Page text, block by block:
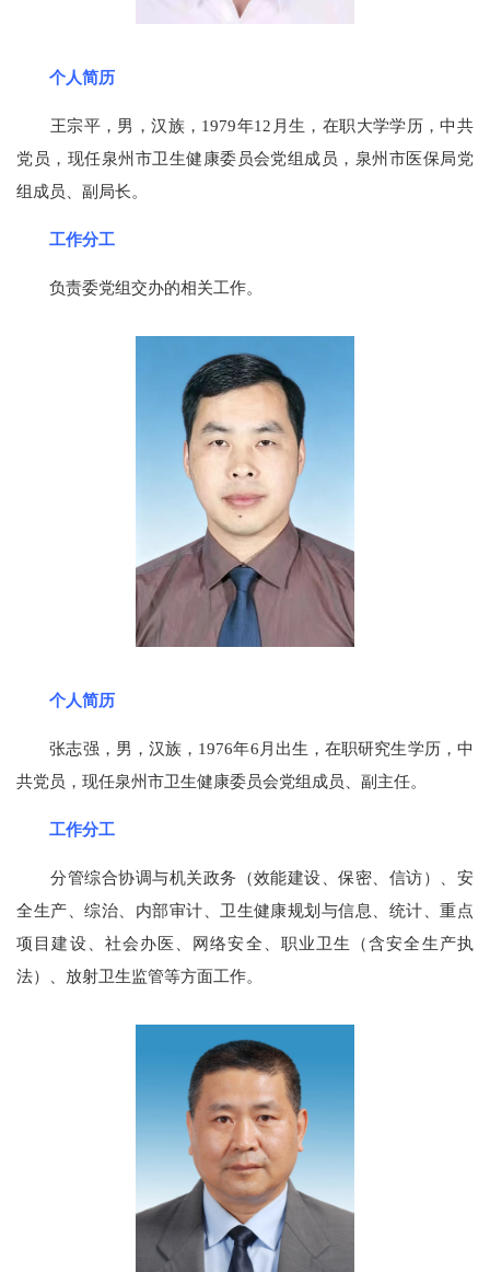
个人简历
王宗平，男，汉族，1979年12月生，在职大学学历，中共
党员，现任泉州市卫生健康委员会党组成员，泉州市医保局党
组成员、副局长。
工作分工
负责委党组交办的相关工作。
个人简历
张志强，男，汉族，1976年6月出生，在职研究生学历，中
共党员，现任泉州市卫生健康委员会党组成员、副主任。
工作分工
分管综合协调与机关政务（效能建设、保密、信访）、安
全生产、综治、内部审计、卫生健康规划与信息、统计、重点
项目建设、社会办医、网络安全、职业卫生（含安全生产执
法）、放射卫生监管等方面工作。